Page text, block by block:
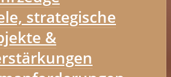
strategische
&